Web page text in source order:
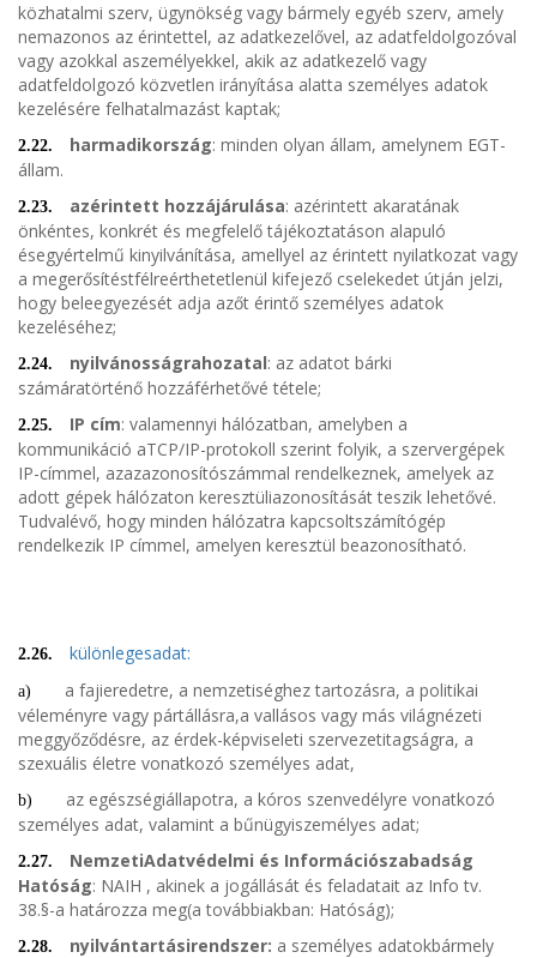
közhatalmi szerv, ügynökség vagy bármely egyéb szerv, amely
nemazonos az érintettel, az adatkezelővel, az adatfeldolgozóval
vagy azokkal aszemélyekkel, akik az adatkezelő vagy
adatfeldolgozó közvetlen irányítása alatta személyes adatok
kezelésére felhatalmazást kaptak;
2.22. harmadikország: minden olyan állam, amelynem EGT-
állam.
2.23. azérintett hozzájárulása: azérintett akaratának
önkéntes, konkrét és megfelelő tájékoztatáson alapuló
ésegyértelmű kinyilvánítása, amellyel az érintett nyilatkozat vagy
a megerősítéstfélreérthetetlenül kifejező cselekedet útján jelzi,
hogy beleegyezését adja azőt érintő személyes adatok
kezeléséhez;
2.24. nyilvánosságrahozatal: az adatot bárki
számáratörténő hozzáférhetővé tétele;
2.25. IP cím: valamennyi hálózatban, amelyben a
kommunikáció aTCP/IP-protokoll szerint folyik, a szervergépek
IP-címmel, azazazonosítószámmal rendelkeznek, amelyek az
adott gépek hálózaton keresztüliazonosítását teszik lehetővé.
Tudvalévő, hogy minden hálózatra kapcsoltszámítógép
rendelkezik IP címmel, amelyen keresztül beazonosítható.
2.26. különlegesadat:
a)
a fajieredetre, a nemzetiséghez tartozásra, a politikai
véleményre vagy pártállásra,a vallásos vagy más világnézeti
meggyőződésre, az érdek-képviseleti szervezetitagságra, a
szexuális életre vonatkozó személyes adat,
b)
az egészségiállapotra, a kóros szenvedélyre vonatkozó
személyes adat, valamint a bűnügyiszemélyes adat;
2.27.
NemzetiAdatvédelmi és Információszabadság
Hatóság: NAIH , akinek a jogállását és feladatait az Info tv.
38.§-a határozza meg(a továbbiakban: Hatóság);
2.28. nyilvántartásirendszer: a személyes adatokbármely